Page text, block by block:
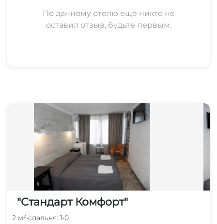
По данному отелю еще никто не
оставил отзыв, будьте первым.
"Стандарт Комфорт"
2 м²•спальня: 1•0